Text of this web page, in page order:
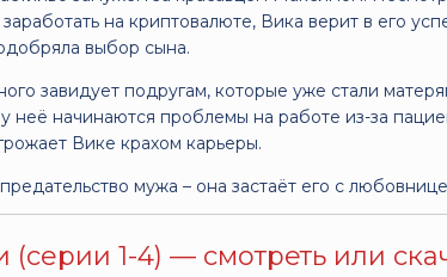
на криптовалюте, Вика верит в его
выбор сына.
завидует подругам, которые уже стали
неё начинаются проблемы на работе из-за
Вике крахом карьеры.
мужа – она застаёт его с
1-4) — смотреть или